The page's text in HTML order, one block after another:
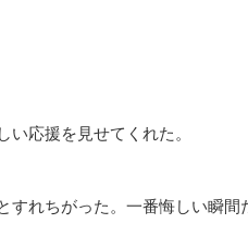
応援を見せてくれた。
れちがった。一番悔しい瞬間